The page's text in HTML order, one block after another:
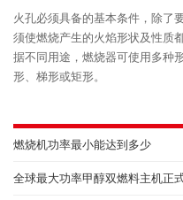
火孔必须具备的基本条件，除了
须使燃烧产生的火焰形状及性质
据不同用途，燃烧器可使用多种
形、梯形或矩形。
燃烧机功率最小能达到多少
全球最大功率甲醇双燃料主机正